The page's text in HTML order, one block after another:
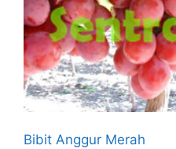
Bibit Anggur Merah